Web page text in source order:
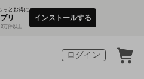
っとお得に
リ
3万件以上
インストールする
ログイン